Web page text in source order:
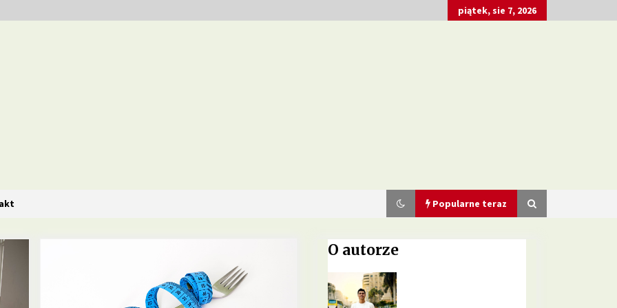
piątek, sie 7, 2026
Popularne teraz
Jakie są zalety stosowania diety
opartej na produktach
pełnoziarnistych?
Dieta przy zespole policystycznych
jajników – jakie produkty pomagają
w leczeniu?
O autorze